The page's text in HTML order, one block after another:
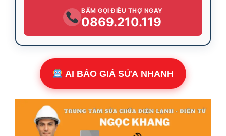
BẤM GỌI ĐIỀU THỢ NGAY
0869.210.119
AI BÁO GIÁ SỬA NHANH